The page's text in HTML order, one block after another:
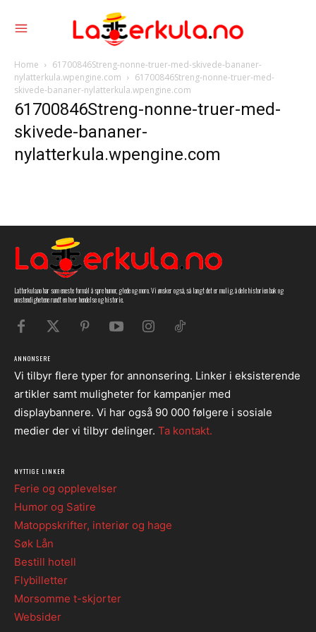
Home
61700846Streng-nonne-truer-med-skivede-bananer-
nylatterkula.wpengine.com
61700846Streng-nonne-truer-med-
skivede-bananer-nylatterkula.wpengine.com
61700846Streng-nonne-truer-med-
skivede-bananer-
nylatterkula.wpengine.com
Latterkula.no har som eneste formål å spre humor, glede og moro. Vi ønsker også, så langt det er mulig, å dele historien bak og
omstendighetene rundt en hver hendelse og historie.
ANNONSERE
Vi tilbyr flere typer for annonsering. Linker i eksisterende
artikler samt muligheter for kampanjer med
displaybannere. Vi har også 90 000 følgere i sosiale
medier der vi tilbyr delinger. Ta kontakt.
NYTTIGE LINKER
Ferie og opplevelser
Humor og Satire
Matoppskrifter, interiør og hage
Søk Lån
Bestill hotell
Flybilletter
Morsomme t-skjorter
Websider